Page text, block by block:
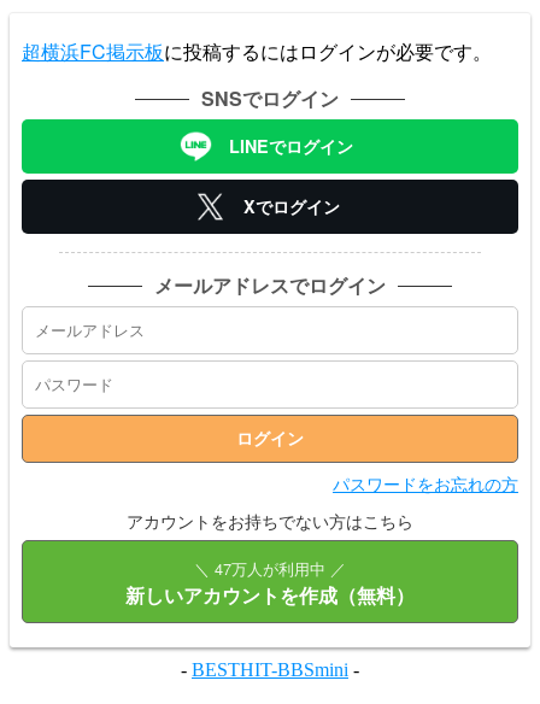
超横浜FC掲示板に投稿するにはログインが必要です。
SNSでログイン
LINEでログイン
Xでログイン
メールアドレスでログイン
パスワードをお忘れの方
アカウントをお持ちでない方はこちら
＼ 47万人が利用中 ／
新しいアカウントを作成（無料）
- BESTHIT-BBSmini -